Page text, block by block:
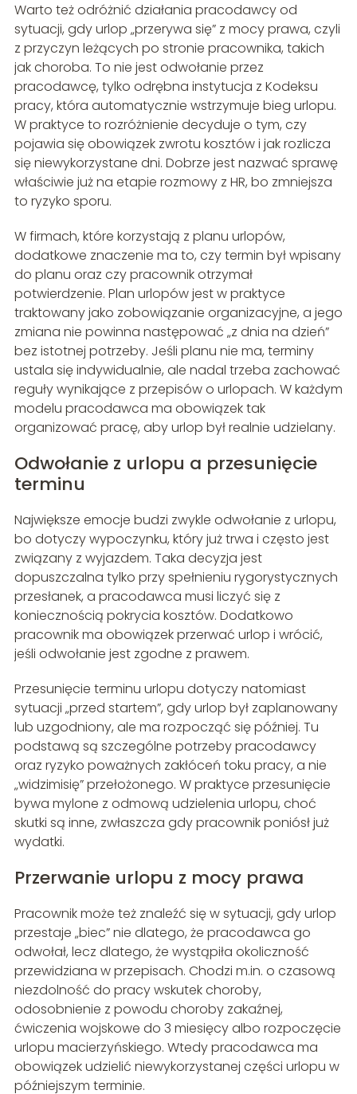
Warto też odróżnić działania pracodawcy od
sytuacji, gdy urlop „przerywa się” z mocy prawa, czyli
z przyczyn leżących po stronie pracownika, takich
jak choroba. To nie jest odwołanie przez
pracodawcę, tylko odrębna instytucja z Kodeksu
pracy, która automatycznie wstrzymuje bieg urlopu.
W praktyce to rozróżnienie decyduje o tym, czy
pojawia się obowiązek zwrotu kosztów i jak rozlicza
się niewykorzystane dni. Dobrze jest nazwać sprawę
właściwie już na etapie rozmowy z HR, bo zmniejsza
to ryzyko sporu.
W firmach, które korzystają z planu urlopów,
dodatkowe znaczenie ma to, czy termin był wpisany
do planu oraz czy pracownik otrzymał
potwierdzenie. Plan urlopów jest w praktyce
traktowany jako zobowiązanie organizacyjne, a jego
zmiana nie powinna następować „z dnia na dzień”
bez istotnej potrzeby. Jeśli planu nie ma, terminy
ustala się indywidualnie, ale nadal trzeba zachować
reguły wynikające z przepisów o urlopach. W każdym
modelu pracodawca ma obowiązek tak
organizować pracę, aby urlop był realnie udzielany.
Odwołanie z urlopu a przesunięcie
terminu
Największe emocje budzi zwykle odwołanie z urlopu,
bo dotyczy wypoczynku, który już trwa i często jest
związany z wyjazdem. Taka decyzja jest
dopuszczalna tylko przy spełnieniu rygorystycznych
przesłanek, a pracodawca musi liczyć się z
koniecznością pokrycia kosztów. Dodatkowo
pracownik ma obowiązek przerwać urlop i wrócić,
jeśli odwołanie jest zgodne z prawem.
Przesunięcie terminu urlopu dotyczy natomiast
sytuacji „przed startem”, gdy urlop był zaplanowany
lub uzgodniony, ale ma rozpocząć się później. Tu
podstawą są szczególne potrzeby pracodawcy
oraz ryzyko poważnych zakłóceń toku pracy, a nie
„widzimisię” przełożonego. W praktyce przesunięcie
bywa mylone z odmową udzielenia urlopu, choć
skutki są inne, zwłaszcza gdy pracownik poniósł już
wydatki.
Przerwanie urlopu z mocy prawa
Pracownik może też znaleźć się w sytuacji, gdy urlop
przestaje „biec” nie dlatego, że pracodawca go
odwołał, lecz dlatego, że wystąpiła okoliczność
przewidziana w przepisach. Chodzi m.in. o czasową
niezdolność do pracy wskutek choroby,
odosobnienie z powodu choroby zakaźnej,
ćwiczenia wojskowe do 3 miesięcy albo rozpoczęcie
urlopu macierzyńskiego. Wtedy pracodawca ma
obowiązek udzielić niewykorzystanej części urlopu w
późniejszym terminie.